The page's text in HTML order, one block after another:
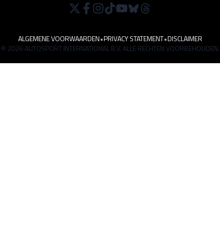
ALGEMENE VOORWAARDEN•PRIVACY STATEMENT•DISCLAIMER
© 2026 AUTOSPORT INTERNATIONAL B.V. ALLE RECHTEN VOORBEHOUDEN.